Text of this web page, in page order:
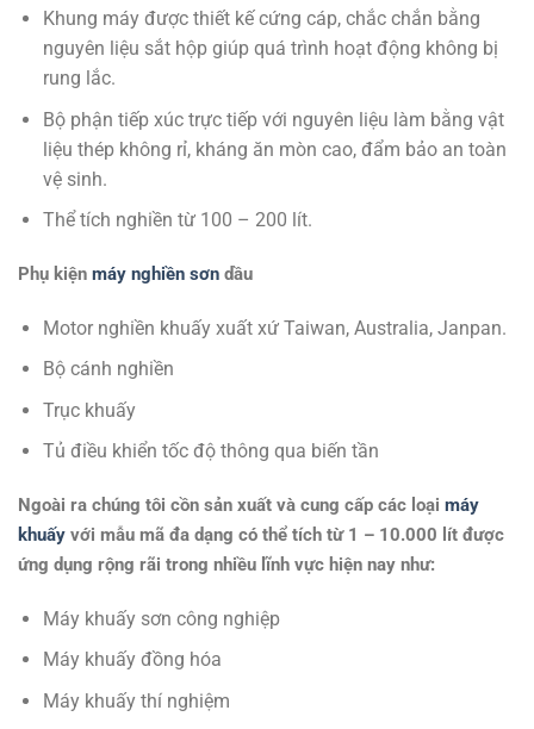
Khung máy được thiết kế cứng cáp, chắc chắn bằng
nguyên liệu sắt hộp giúp quá trình hoạt động không bị
rung lắc.
Bộ phận tiếp xúc trực tiếp với nguyên liệu làm bằng vật
liệu thép không rỉ, kháng ăn mòn cao, đẩm bảo an toàn
vệ sinh.
Thể tích nghiền từ 100 – 200 lít.
Phụ kiện máy nghiền sơn dầu
Motor nghiền khuấy xuất xứ Taiwan, Australia, Janpan.
Bộ cánh nghiền
Trục khuấy
Tủ điều khiển tốc độ thông qua biến tần
Ngoài ra chúng tôi cồn sản xuất và cung cấp các loại máy
khuấy với mẫu mã đa dạng có thể tích từ 1 – 10.000 lít được
ứng dụng rộng rãi trong nhiều lĩnh vực hiện nay như:
Máy khuấy sơn công nghiệp
Máy khuấy đồng hóa
Máy khuấy thí nghiệm